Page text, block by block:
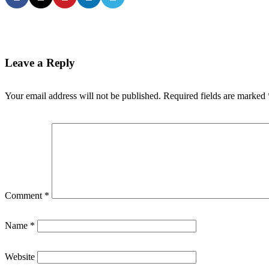
Leave a Reply
Your email address will not be published. Required fields are marked
Comment *
Name *
Website